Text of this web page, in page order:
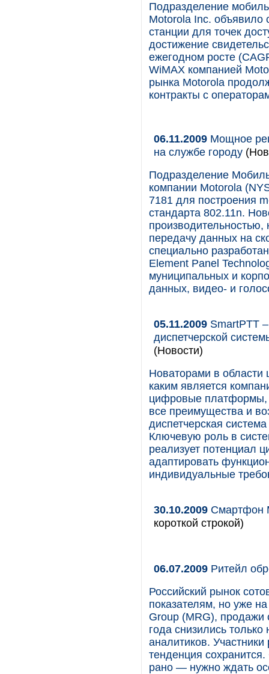
Подразделение
Motorola Inc. объявило
станции для точек
достижение
ежегодном росте
WiMAX компанией
рынка Motorola
контракты с
06.11.2009 Мощное
на службе городу
Подразделение
компании Motorola
7181 для построения
стандарта 802.11n.
передачу данных на
специально
Element Panel
муниципальных и
данных, видео- и
05.11.2009 SmartPTT
диспетчерской
(Новости)
Новаторами в области
каким является
цифровые платформы,
все преимущества и
диспетчерская
Ключевую роль в
реализует потенциал
адаптировать
индивидуальные
30.10.2009 Смартфон
короткой строкой)
06.07.2009 Ритейл
Российский рынок
показателям, но уже
Group (МRG), продажи
года снизились
аналитиков.
тенденция
рано — нужно ждать